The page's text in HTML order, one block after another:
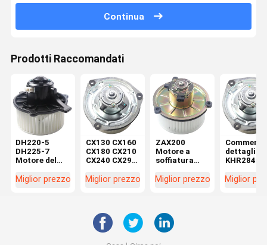
Continua
Prodotti Raccomandati
DH220-5
DH225-7
Motore del
escavatore
Miglior prezzo
CX130 CX160
CX180 CX210
CX240 CX290
Macchine di
KHR2845
Miglior prezzo
ZAX200
Motore a
soffiatura
4370266 per
riparazione di
macchine
Miglior prezzo
dettaglio
KHR2845
CX160
Miglior